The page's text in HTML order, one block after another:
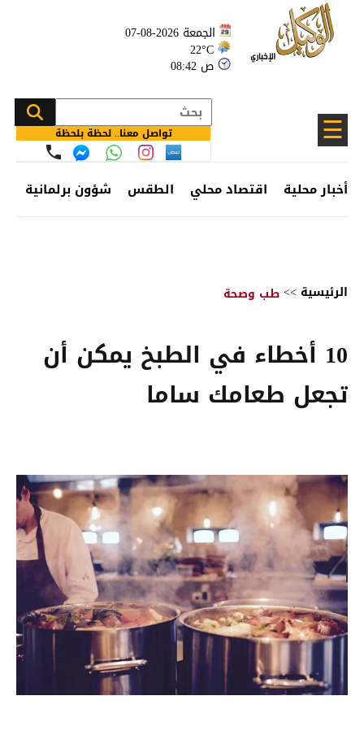
الجمعة 2026-08-07
22°C
08:42 ص
☰ تواصل معنا.. لحظة بلحظة
أخبار محلية اقتصاد محلي الطقس شؤون برلمانية
الرئيسية >>طب وصحة
10 أخطاء في الطبخ يمكن أن
تجعل طعامك ساما